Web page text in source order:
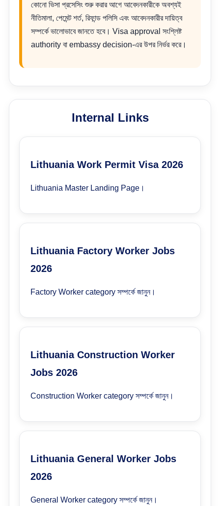
কোনো ভিসা প্রসেসিং শুরু করার আগে আবেদনকারীকে অবশ্যই
নীতিমালা, পেমেন্ট শর্ত, রিফান্ড পলিসি এবং আবেদনকারীর দায়িত্ব
সম্পর্কে ভালোভাবে জানতে হবে। Visa approval সংশ্লিষ্ট
authority বা embassy decision-এর উপর নির্ভর করে।
Internal Links
Lithuania Work Permit Visa 2026
Lithuania Master Landing Page।
Lithuania Factory Worker Jobs
2026
Factory Worker category সম্পর্কে জানুন।
Lithuania Construction Worker
Jobs 2026
Construction Worker category সম্পর্কে জানুন।
Lithuania General Worker Jobs
2026
General Worker category সম্পর্কে জানুন।